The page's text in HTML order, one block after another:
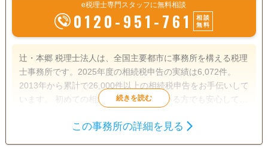
e税理士専門スタッフに無料相談
0120-951-761
相談
無料
辻・本郷 税理士法人は、全国主要都市に事務所を構える税理
士事務所です。2025年度の相続税申告の実績は6,072件。
2013年から累計で26,000件以上の相続税申告をお手伝いして
います。 初めての相続で不安を感じている方でも安心して相
サービスを提供するために、小さなお悩みやご事情まできめ
生前贈与
この事務所の詳細を見る